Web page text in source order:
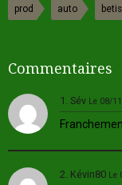
prod auto
Commentaires
1. Sév Le 08/
2. Kévin80